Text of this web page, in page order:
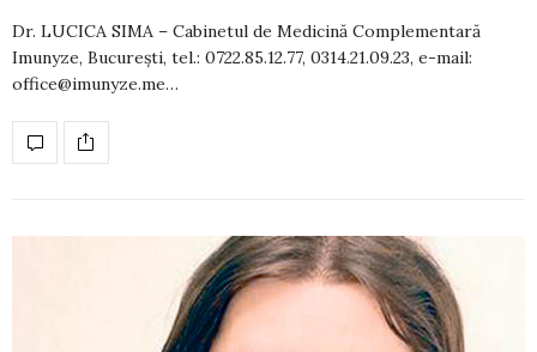
Dr. LUCICA SIMA – Cabinetul de Medicină Complementară
Imunyze, Bucureşti, tel.: 0722.85.12.77, 0314.21.09.23, e-mail:
office@imunyze.me…